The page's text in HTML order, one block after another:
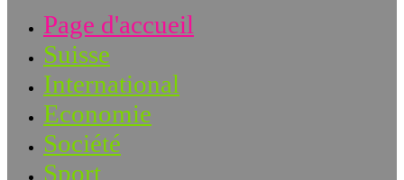
Page d'accueil
Suisse
International
Economie
Société
Sport